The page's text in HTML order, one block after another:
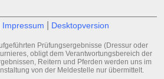
Impressum Desktopversion
Prüfungsergebnisse (Dressur oder
obligt dem Verantwortungsbereich der
Reitern und Pferden werden uns im
von der Meldestelle nur übermittelt.